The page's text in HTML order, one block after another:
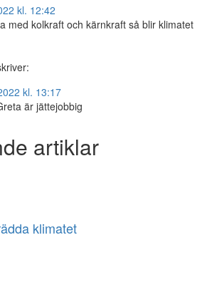
kl. 12:42
med kolkraft och kärnkraft så blir klimatet
kl. 13:17
är jättejobbig
artiklar
klimatet